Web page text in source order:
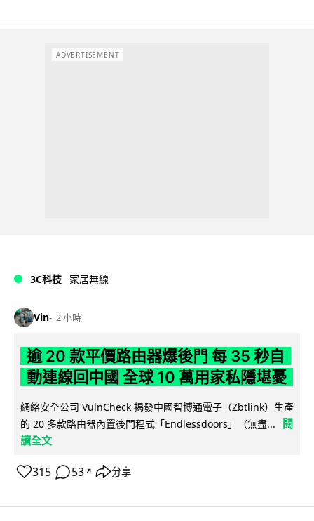
ADVERTISEMENT
3C科技 家居無線
Vin 2 小時
逾 20 款平價路由器爆後門 每 35 秒自
動連線回中國 全球 10 萬用家私隱堪憂
網絡安全公司 VulnCheck 揭發中國智博通電子（Zbtlink）生產
的 20 多款路由器內置後門程式「Endlessdoors」（無盡...
閱
讀全文
315 53 ↗ 分享